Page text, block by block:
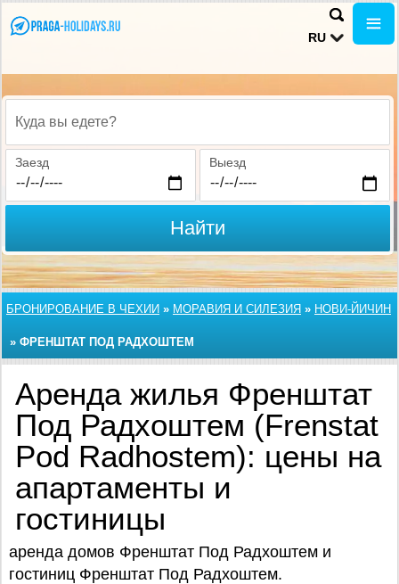
RU
Куда вы едете?
Заезд Выезд
Найти
БРОНИРОВАНИЕ В ЧЕХИИ » МОРАВИЯ И СИЛЕЗИЯ » НОВИ-ЙИЧИН
» ФРЕНШТАТ ПОД РАДХОШТЕМ
Аренда жилья Френштат
Под Радхоштем (Frenstat
Pod Radhostem): цены на
апартаменты и
гостиницы
аренда домов Френштат Под Радхоштем и
гостиниц Френштат Под Радхоштем.